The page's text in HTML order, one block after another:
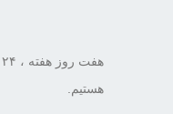
هستیم.